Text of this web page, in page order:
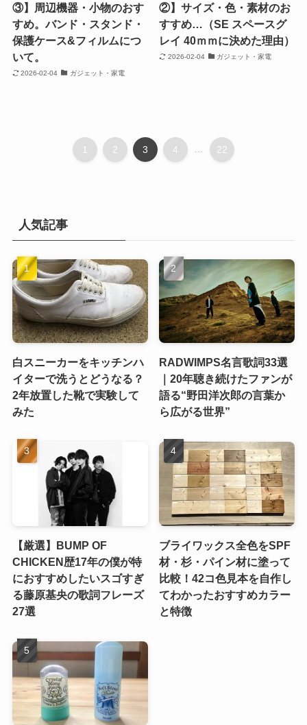
③】周辺機器・小物のおす
すめ。バンド・スタンド・
保護ケース&フィルムにつ
いて。
2026-02-04 ガジェット・家電
②】サイズ・色・素材のお
すすめ…（SE スペースグ
レイ 40ｍｍに決めた理由）
2026-02-04 ガジェット・家電
1 2 3 4 ... 22
人気記事
白スニーカーをキッチンハ
イターで洗うとどうなる？
2年放置した靴で実験して
みた
RADWIMPS名言歌詞33選
｜20年聴き続けたファンが
語る“野田洋次郎の言葉か
ら広がる世界”
【厳選】BUMP OF
CHICKEN歴17年の僕が特
におすすめしたいスゴすぎ
る藤原基央の歌詞フレーズ
27選
ブライワックス全色をSPF
材・杉・パイン材に塗って
比較！42コ色見本を自作し
てわかったおすすめカラー
と特徴